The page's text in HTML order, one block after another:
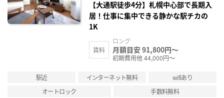
【大通駅徒歩4分】札幌中心部で長期入
居！仕事に集中できる静かな駅チカの
1K
賃料
ロング
月額目安 91,800円～
初期費用他 44,000円～
駅近 インターネット無料
wifiあり
オートロック
手数料無料